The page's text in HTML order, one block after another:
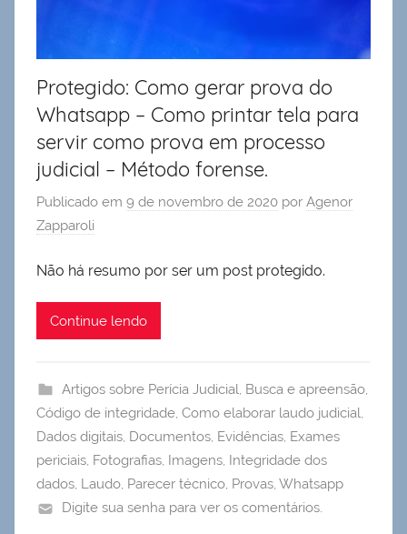
Protegido: Como gerar prova do
Whatsapp – Como printar tela para
servir como prova em processo
judicial – Método forense.
Publicado em 9 de novembro de 2020 por Agenor
Zapparoli
Não há resumo por ser um post protegido.
Continue lendo
Artigos sobre Perícia Judicial, Busca e apreensão,
Código de integridade, Como elaborar laudo judicial,
Dados digitais, Documentos, Evidências, Exames
periciais, Fotografias, Imagens, Integridade dos
dados, Laudo, Parecer técnico, Provas, Whatsapp
Digite sua senha para ver os comentários.